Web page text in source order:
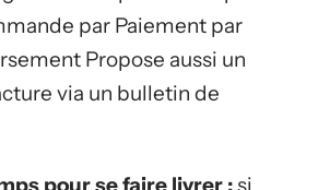
par Paiement par
Propose aussi un
via un bulletin de